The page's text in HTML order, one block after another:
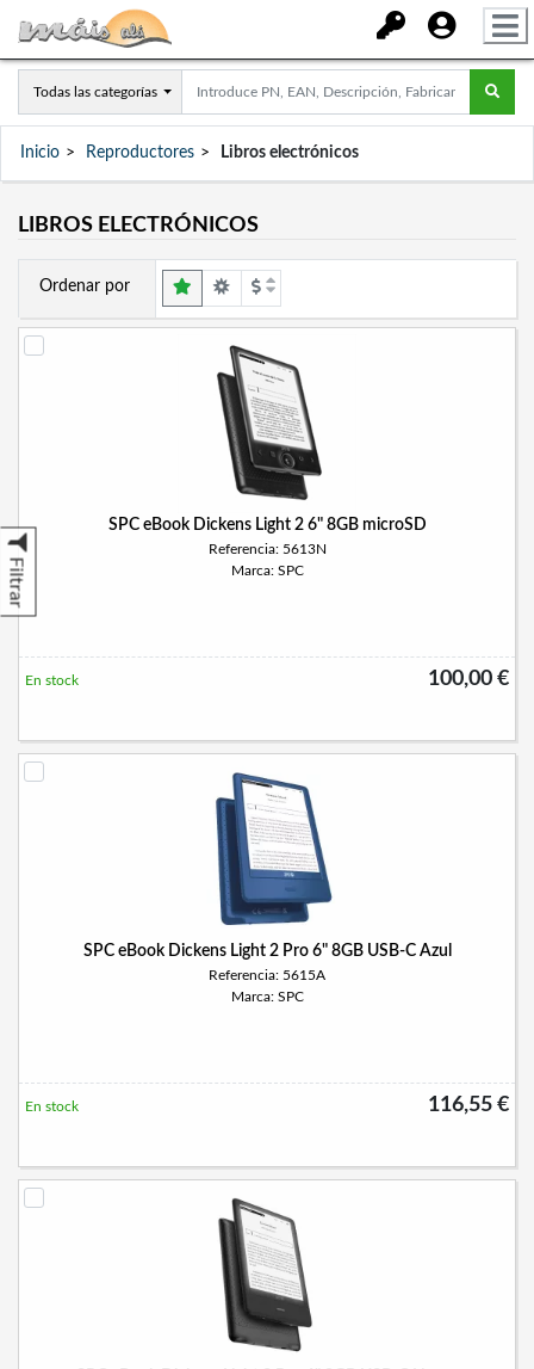
Todas las categorías
Inicio Reproductores Libros electrónicos
LIBROS ELECTRÓNICOS
Filtrar
Ordenar por
SPC eBook Dickens Light 2 6" 8GB microSD
Referencia: 5613N
Marca: SPC
100,00 €
En stock
SPC eBook Dickens Light 2 Pro 6" 8GB USB-C Azul
Referencia: 5615A
Marca: SPC
116,55 €
En stock